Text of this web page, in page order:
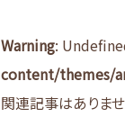
Warning:
content/themes/
関連記事はありま